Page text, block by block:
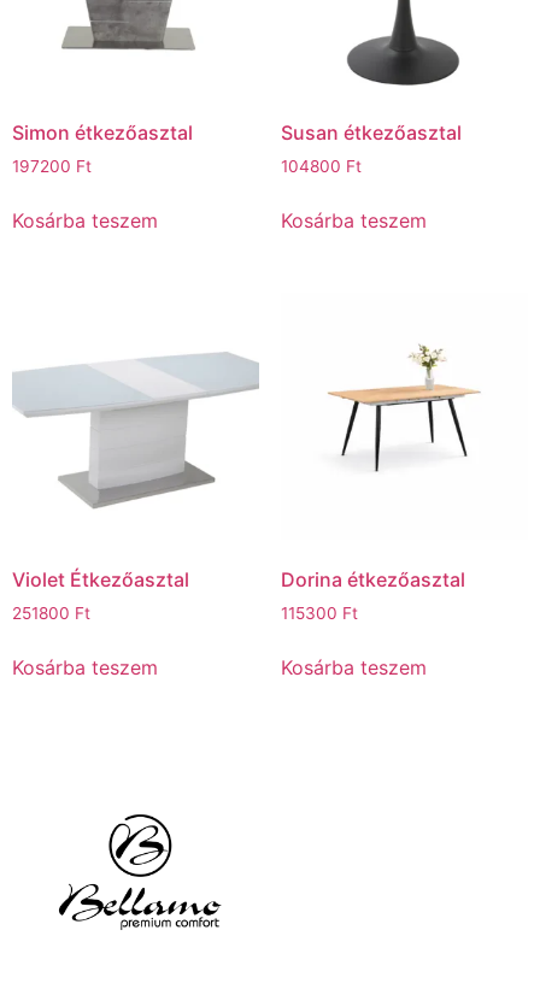
Simon étkezőasztal
197200 Ft
Kosárba teszem
Susan étkezőasztal
104800 Ft
Kosárba teszem
Violet Étkezőasztal
251800 Ft
Kosárba teszem
Dorina étkezőasztal
115300 Ft
Kosárba teszem